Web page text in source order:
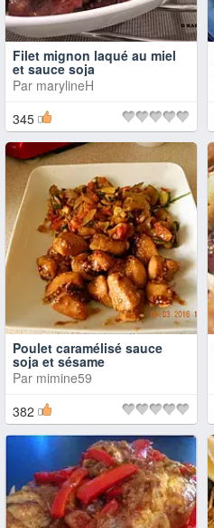
Filet mignon laqué au miel
et sauce soja
Par marylineH
345
Poulet caramélisé sauce
soja et sésame
Par mimine59
382